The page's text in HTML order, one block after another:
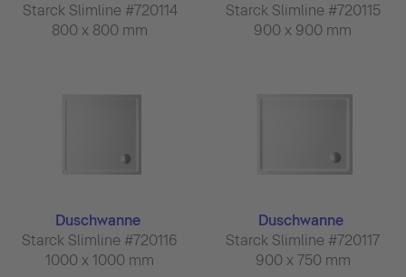
Starck Slimline #720114
800 x 800 mm
Starck Slimline #720115
900 x 900 mm
Duschwanne
Starck Slimline #720116
1000 x 1000 mm
Duschwanne
Starck Slimline #720117
900 x 750 mm